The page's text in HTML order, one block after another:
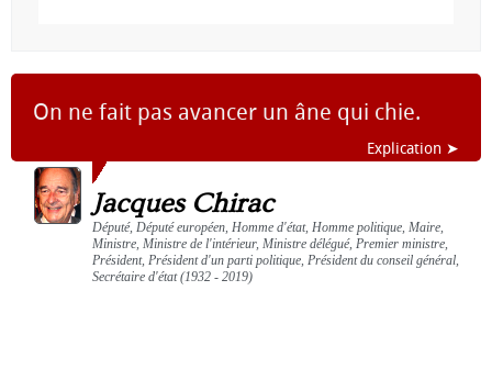
On ne fait pas avancer un âne qui chie.
Explication ➤
Jacques Chirac
Député, Député européen, Homme d'état, Homme politique, Maire,
Ministre, Ministre de l'intérieur, Ministre délégué, Premier ministre,
Président, Président d'un parti politique, Président du conseil général,
Secrétaire d'état (1932 - 2019)